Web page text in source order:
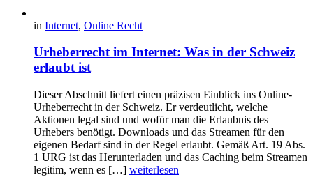
in Internet, Online Recht
Urheberrecht im Internet: Was in der Schweiz
erlaubt ist
Dieser Abschnitt liefert einen präzisen Einblick ins Online-
Urheberrecht in der Schweiz. Er verdeutlicht, welche
Aktionen legal sind und wofür man die Erlaubnis des
Urhebers benötigt. Downloads und das Streamen für den
eigenen Bedarf sind in der Regel erlaubt. Gemäß Art. 19 Abs.
1 URG ist das Herunterladen und das Caching beim Streamen
legitim, wenn es […] weiterlesen